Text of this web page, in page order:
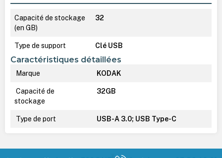
Capacité de stockage
(en GB)
32
Type de support Clé USB
Caractéristiques détaillées
Marque KODAK
Capacité de
stockage
32GB
Type de port USB-A 3.0; USB Type-C